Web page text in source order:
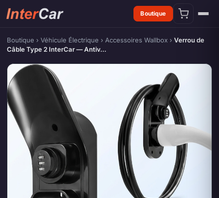
Boutique
Boutique › Véhicule Électrique › Accessoires Wallbox › Verrou de
Câble Type 2 InterCar — Antiv…